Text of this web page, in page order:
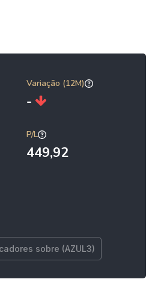
Variação (12M)
-
P/L
449,92
sobre (AZUL3)